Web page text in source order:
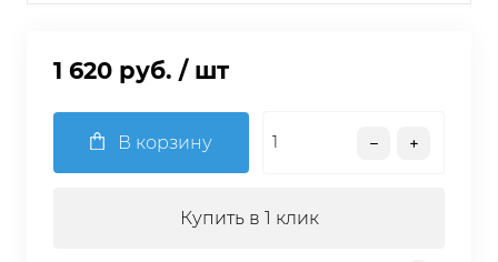
1 620 руб. / шт
В корзину
Купить в 1 клик